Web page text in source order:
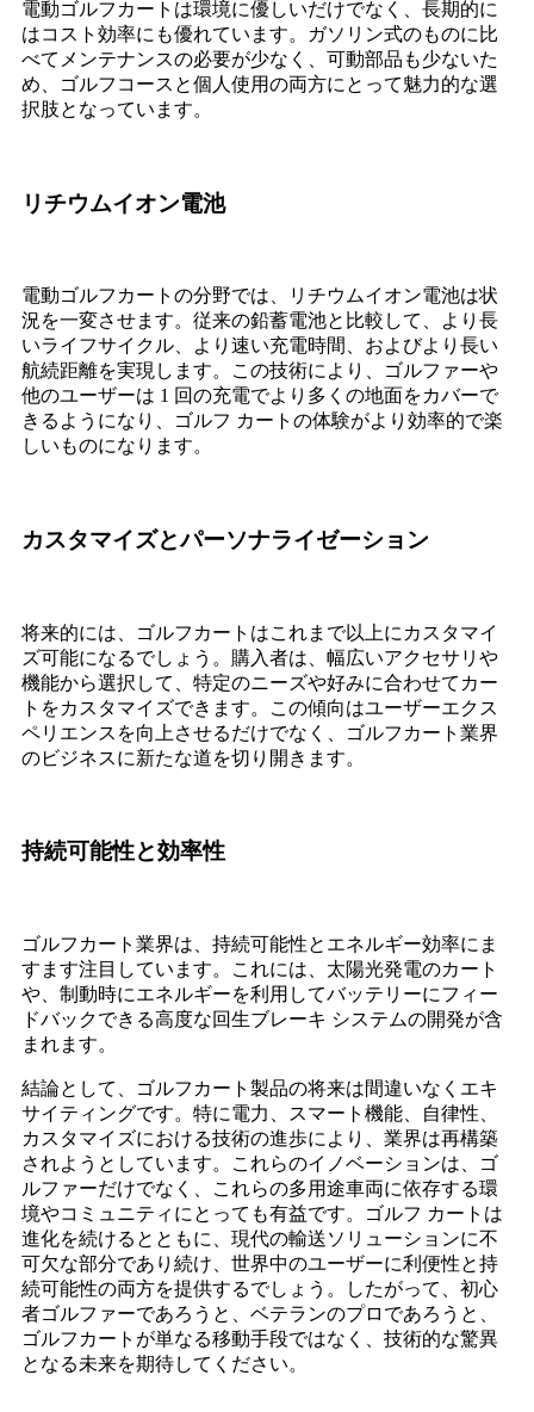
電動ゴルフカートは環境に優しいだけでなく、長期的に
はコスト効率にも優れています。ガソリン式のものに比
べてメンテナンスの必要が少なく、可動部品も少ないた
め、ゴルフコースと個人使用の両方にとって魅力的な選
択肢となっています。
リチウムイオン電池
電動ゴルフカートの分野では、リチウムイオン電池は状
況を一変させます。従来の鉛蓄電池と比較して、より長
いライフサイクル、より速い充電時間、およびより長い
航続距離を実現します。この技術により、ゴルファーや
他のユーザーは 1 回の充電でより多くの地面をカバーで
きるようになり、ゴルフ カートの体験がより効率的で楽
しいものになります。
カスタマイズとパーソナライゼーション
将来的には、ゴルフカートはこれまで以上にカスタマイ
ズ可能になるでしょう。購入者は、幅広いアクセサリや
機能から選択して、特定のニーズや好みに合わせてカー
トをカスタマイズできます。この傾向はユーザーエクス
ペリエンスを向上させるだけでなく、ゴルフカート業界
のビジネスに新たな道を切り開きます。
持続可能性と効率性
ゴルフカート業界は、持続可能性とエネルギー効率にま
すます注目しています。これには、太陽光発電のカート
や、制動時にエネルギーを利用してバッテリーにフィー
ドバックできる高度な回生ブレーキ システムの開発が含
まれます。
結論として、ゴルフカート製品の将来は間違いなくエキ
サイティングです。特に電力、スマート機能、自律性、
カスタマイズにおける技術の進歩により、業界は再構築
されようとしています。これらのイノベーションは、ゴ
ルファーだけでなく、これらの多用途車両に依存する環
境やコミュニティにとっても有益です。ゴルフ カートは
進化を続けるとともに、現代の輸送ソリューションに不
可欠な部分であり続け、世界中のユーザーに利便性と持
続可能性の両方を提供するでしょう。したがって、初心
者ゴルファーであろうと、ベテランのプロであろうと、
ゴルフカートが単なる移動手段ではなく、技術的な驚異
となる未来を期待してください。